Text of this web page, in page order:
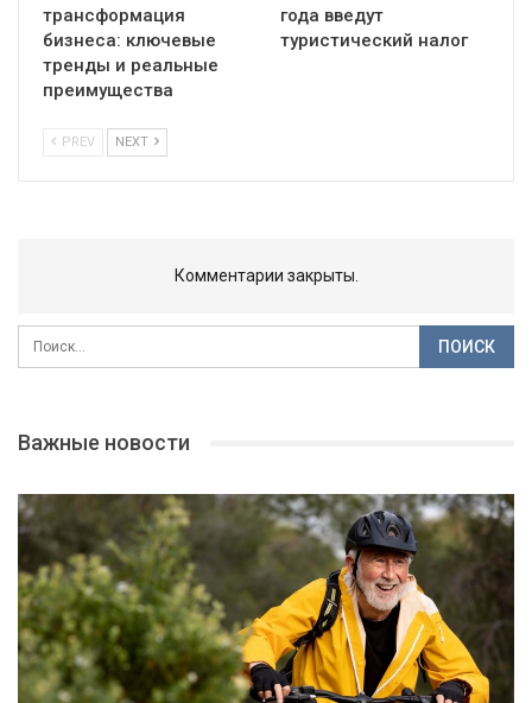
трансформация
бизнеса: ключевые
тренды и реальные
преимущества
года введут
туристический налог
PREV NEXT
Комментарии закрыты.
Важные новости